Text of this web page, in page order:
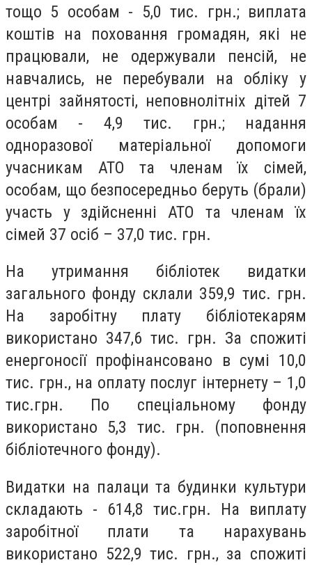
тощо 5 особам - 5,0 тис. грн.; виплата
коштів на поховання громадян, які не
працювали, не одержували пенсій, не
навчались, не перебували на обліку у
центрі зайнятості, неповнолітніх дітей 7
особам - 4,9 тис. грн.; надання
одноразової матеріальної допомоги
учасникам АТО та членам їх сімей,
особам, що безпосередньо беруть (брали)
участь у здійсненні АТО та членам їх
сімей 37 осіб – 37,0 тис. грн.
На утримання бібліотек видатки
загального фонду склали 359,9 тис. грн.
На заробітну плату бібліотекарям
використано 347,6 тис. грн. За спожиті
енергоносії профінансовано в сумі 10,0
тис. грн., на оплату послуг інтернету – 1,0
тис.грн. По спеціальному фонду
використано 5,3 тис. грн. (поповнення
бібліотечного фонду).
Видатки на палаци та будинки культури
складають - 614,8 тис.грн. На виплату
заробітної плати та нарахувань
використано 522,9 тис. грн., за спожиті